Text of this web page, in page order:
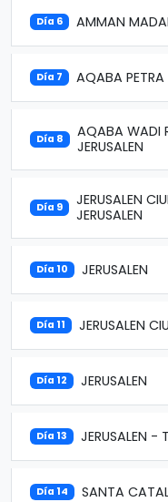
Día 6 AMMAN
Día 7 AQABA
Día 8
AQABA WADI
JERUSALEN
Día 9
JERUSALEN
JERUSALEN
Día 10 JERUSALEN
Día 11 JERUSALEN
Día 12 JERUSALEN
Día 13 JERUSALEN -
Día 14 SANTA